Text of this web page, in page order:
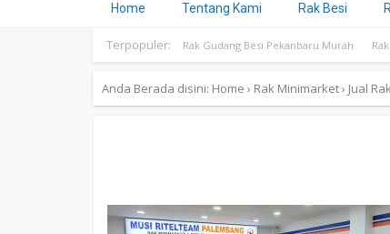
Home Tentang Kami Rak Besi
Terpopuler: Rak Gudang Besi Pekanbaru Murah
Anda Berada disini: Home › Rak Minimarket› Jual